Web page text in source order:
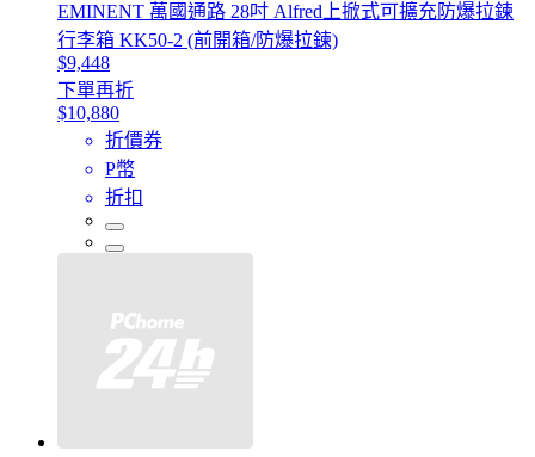
EMINENT 萬國通路 28吋 Alfred上掀式可擴充防爆拉鍊
行李箱 KK50-2 (前開箱/防爆拉鍊)
$9,448
下單再折
$10,880
折價券
P幣
折扣